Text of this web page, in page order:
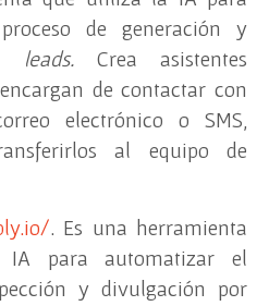
de generación y
leads.Crea asistentes
de contactar con
electrónico o SMS,
al equipo de
. Es una herramienta
para automatizar el
y divulgación por